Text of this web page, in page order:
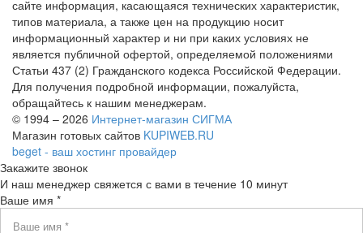
сайте информация, касающаяся технических характеристик,
типов материала, а также цен на продукцию носит
информационный характер и ни при каких условиях не
является публичной офертой, определяемой положениями
Статьи 437 (2) Гражданского кодекса Российской Федерации.
Для получения подробной информации, пожалуйста,
обращайтесь к нашим менеджерам.
© 1994 – 2026 Интернет-магазин СИГМА
Магазин готовых сайтов KUPIWEB.RU
beget - ваш хостинг провайдер
Закажите звонок
И наш менеджер свяжется с вами в течение 10 минут
Ваше имя *